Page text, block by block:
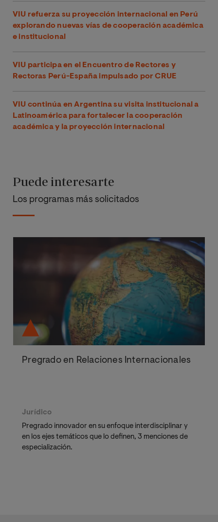
VIU refuerza su proyección internacional en Perú
explorando nuevas vías de cooperación académica
e institucional
VIU participa en el Encuentro de Rectores y
Rectoras Perú-España impulsado por CRUE
VIU continúa en Argentina su visita institucional a
Latinoamérica para fortalecer la cooperación
académica y la proyección internacional
Puede interesarte
Los programas más solicitados
Pregrado en Relaciones Internacionales
Jurídico
Pregrado innovador en su enfoque interdisciplinar y
en los ejes temáticos que lo definen, 3 menciones de
especialización.